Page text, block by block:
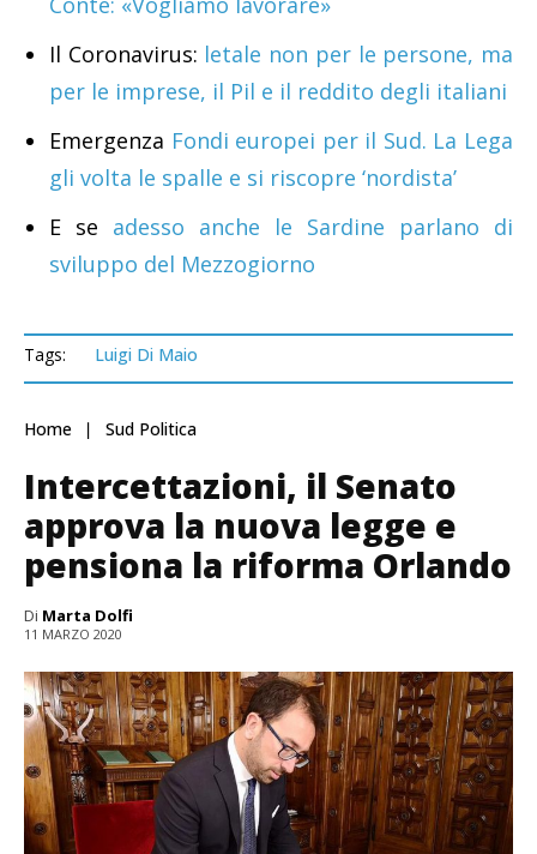
Il Coronavirus: letale non per le persone, ma
per le imprese, il Pil e il reddito degli italiani
Emergenza Fondi europei per il Sud. La Lega
gli volta le spalle e si riscopre ‘nordista’
E se adesso anche le Sardine parlano di
sviluppo del Mezzogiorno
Tags: Luigi Di Maio
Home Sud Politica
Intercettazioni, il Senato
approva la nuova legge e
pensiona la riforma Orlando
Di Marta Dolfi
11 MARZO 2020